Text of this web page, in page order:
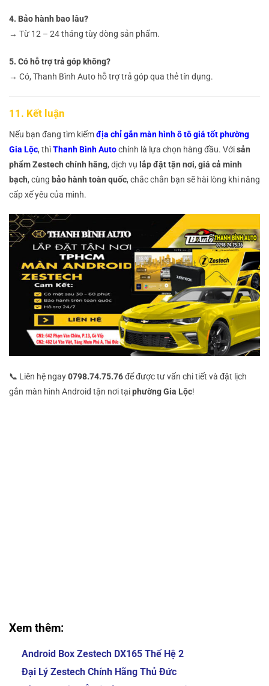
4. Bảo hành bao lâu?
→ Từ 12 – 24 tháng tùy dòng sản phẩm.
5. Có hỗ trợ trả góp không?
→ Có, Thanh Bình Auto hỗ trợ trả góp qua thẻ tín dụng.
11. Kết luận
Nếu bạn đang tìm kiếmđịa chỉ gắn màn hình ô tô giá tốt phường
Gia Lộc, thìThanh Bình Autochính là lựa chọn hàng đầu. Vớisản
phẩm Zestech chính hãng, dịch vụ lắp đặt tận nơi, giá cả minh
bạch, cùng bảo hành toàn quốc, chắc chắn bạn sẽ hài lòng khi nâng
cấp xế yêu của mình.
📞 Liên hệ ngay0798.74.75.76để được tư vấn chi tiết và đặt lịch
gắn màn hình Android tận nơi tạiphường Gia Lộc!
Xem thêm:
Android Box Zestech DX165 Thế Hệ 2
Đại Lý Zestech Chính Hãng Thủ Đức